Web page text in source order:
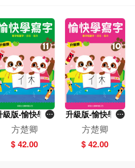
學寫字及識字的興趣。
學會漢字的基本筆畫、筆順、偏旁、部首、結
字、寫字、默寫、學查字典打下良好的語文基
級版-愉快學寫
字(11)
方楚卿
$ 42.00
升級版-愉快學寫
字(10)
方楚卿
$ 42.00